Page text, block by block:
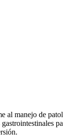
al manejo de